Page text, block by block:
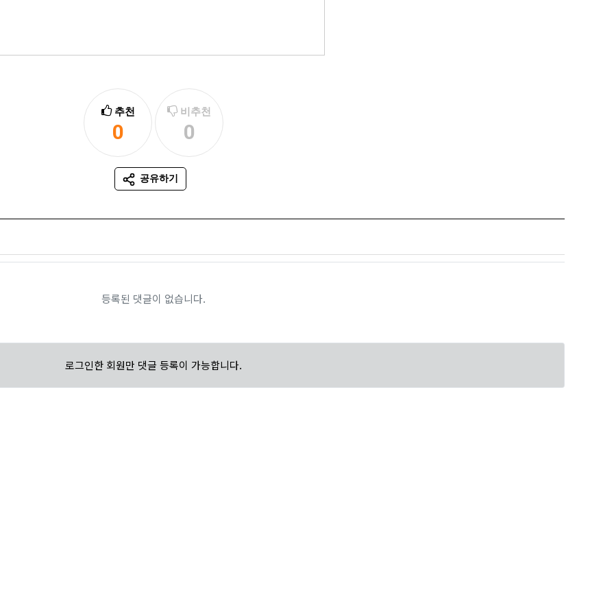
추천
0
추천
비추천
0
비추천
공유하기
SNS 공유
등록된 댓글이 없습니다.
로그인한 회원만 댓글 등록이 가능합니다.